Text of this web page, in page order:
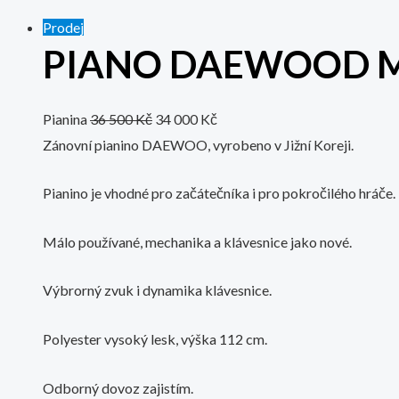
Prodej
PIANO DAEWOOD
Pianina36 500Kč 34 000Kč
Zánovní pianino DAEWOO, vyrobeno v Jižní Koreji.
Pianino je vhodné pro začátečníka i pro pokročilého hráče.
Málo používané, mechanika a klávesnice jako nové.
Výbrorný zvuk i dynamika klávesnice.
Polyester vysoký lesk, výška 112 cm.
Odborný dovoz zajistím.